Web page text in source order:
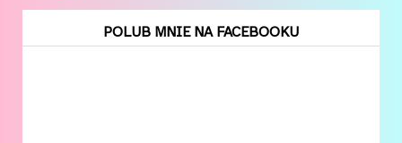
POLUB MNIE NA FACEBOOKU